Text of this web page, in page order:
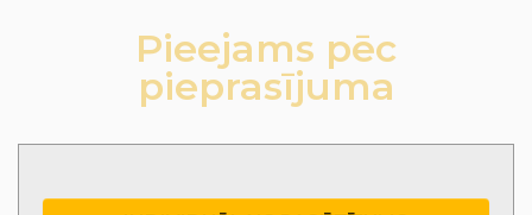
Pieejams pēc
pieprasījuma